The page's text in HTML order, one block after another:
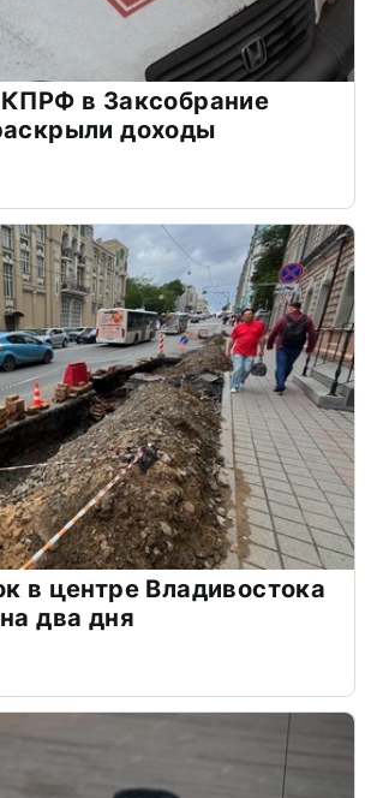
в Заксобрание
доходы
в центре Владивостока
два дня